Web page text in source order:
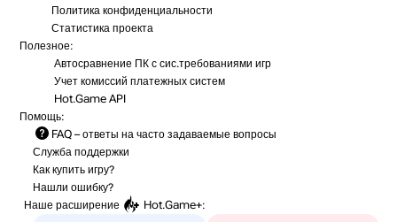
Политика конфиденциальности
Статистика проекта
Полезное:
Автосравнение ПК с сис.требованиями игр
Учет комиссий платежных систем
Hot.Game API
Помощь:
FAQ – ответы на часто задаваемые вопросы
Служба поддержки
Как купить игру?
Нашли ошибку?
Наше расширение
Hot.Game+: